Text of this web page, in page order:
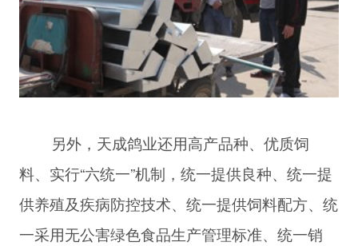
另外，天成鸽业还用高产品种、优质饲
料、实行“六统一”机制，统一提供良种、统一提
供养殖及疾病防控技术、统一提供饲料配方、统
一采用无公害绿色食品生产管理标准、统一销